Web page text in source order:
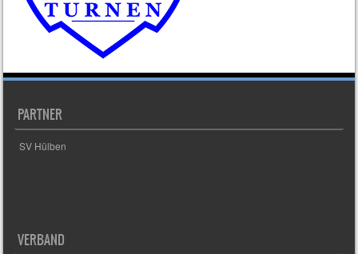
PARTNER
SV Hülben
VERBAND